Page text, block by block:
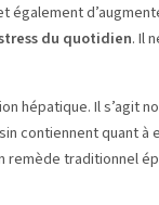
du quotidien. Il
Il s’agit
contiennent quant à
traditionnel